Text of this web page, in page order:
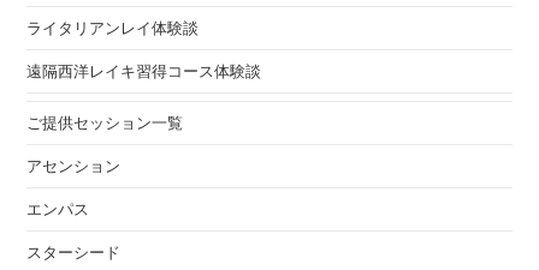
ライタリアンレイ体験談
遠隔西洋レイキ習得コース体験談
ご提供セッション一覧
アセンション
エンパス
スターシード